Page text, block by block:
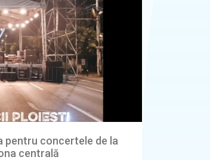
pentru concertele de la
centrală